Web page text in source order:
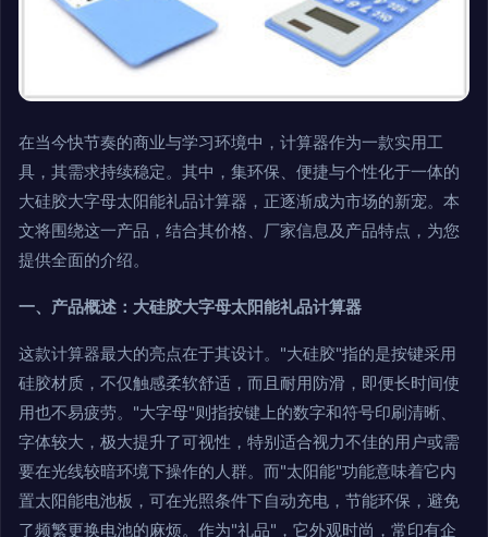
在当今快节奏的商业与学习环境中，计算器作为一款实用工
具，其需求持续稳定。其中，集环保、便捷与个性化于一体的
大硅胶大字母太阳能礼品计算器，正逐渐成为市场的新宠。本
文将围绕这一产品，结合其价格、厂家信息及产品特点，为您
提供全面的介绍。
一、产品概述：大硅胶大字母太阳能礼品计算器
这款计算器最大的亮点在于其设计。"大硅胶"指的是按键采用
硅胶材质，不仅触感柔软舒适，而且耐用防滑，即便长时间使
用也不易疲劳。"大字母"则指按键上的数字和符号印刷清晰、
字体较大，极大提升了可视性，特别适合视力不佳的用户或需
要在光线较暗环境下操作的人群。而"太阳能"功能意味着它内
置太阳能电池板，可在光照条件下自动充电，节能环保，避免
了频繁更换电池的麻烦。作为"礼品"，它外观时尚，常印有企